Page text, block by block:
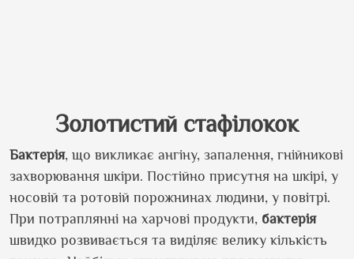
Золотистий стафілокок
Бактерія, що викликає ангіну, запалення, гнійникові
захворювання шкіри. Постійно присутня на шкірі, у
носовій та ротовій порожнинах людини, у повітрі.
При потраплянні на харчові продукти, бактерія
швидко розвивається та виділяє велику кількість